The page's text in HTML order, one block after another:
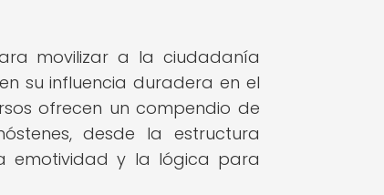
movilizar a la ciudadanía
su influencia duradera en el
ofrecen un compendio de
desde la estructura
emotividad y la lógica para